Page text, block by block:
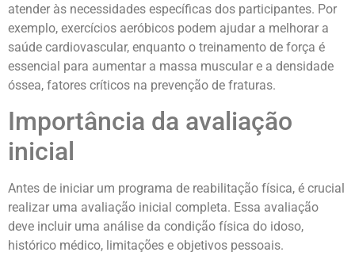
atender às necessidades específicas dos participantes. Por
exemplo, exercícios aeróbicos podem ajudar a melhorar a
saúde cardiovascular, enquanto o treinamento de força é
essencial para aumentar a massa muscular e a densidade
óssea, fatores críticos na prevenção de fraturas.
Importância da avaliação
inicial
Antes de iniciar um programa de reabilitação física, é crucial
realizar uma avaliação inicial completa. Essa avaliação
deve incluir uma análise da condição física do idoso,
histórico médico, limitações e objetivos pessoais.